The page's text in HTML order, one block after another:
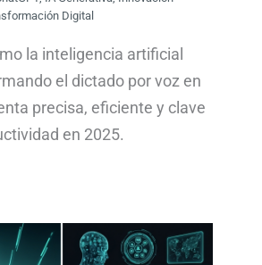
Digital
la inteligencia artificial
el dictado por voz en
precisa, eficiente y clave
en 2025.